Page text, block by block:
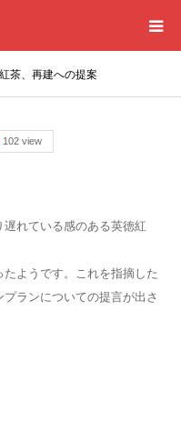
茶、再建への提案
102 view
れている感のある英徳紅
ようです。これを指摘した
ランについての提言が出さ